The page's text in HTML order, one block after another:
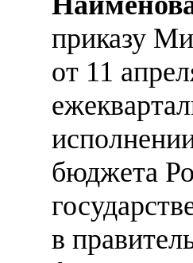
приказу
от 11
бюджета
в